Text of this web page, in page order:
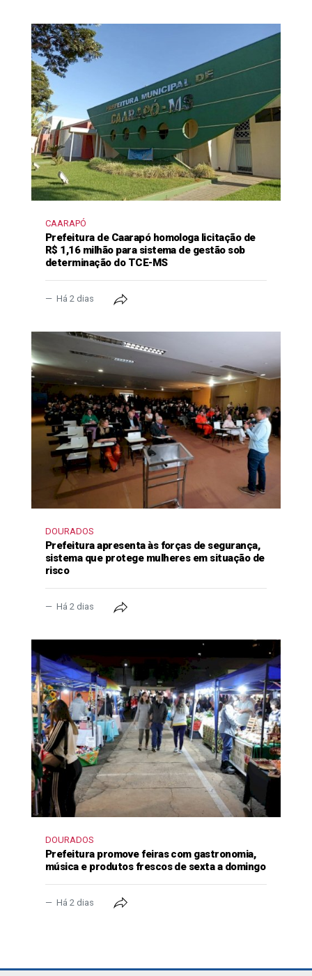
CAARAPÓ
Prefeitura de Caarapó homologa licitação de
R$ 1,16 milhão para sistema de gestão sob
determinação do TCE-MS
Há 2 dias
DOURADOS
Prefeitura apresenta às forças de segurança,
sistema que protege mulheres em situação de
risco
Há 2 dias
DOURADOS
Prefeitura promove feiras com gastronomia,
música e produtos frescos de sexta a domingo
Há 2 dias